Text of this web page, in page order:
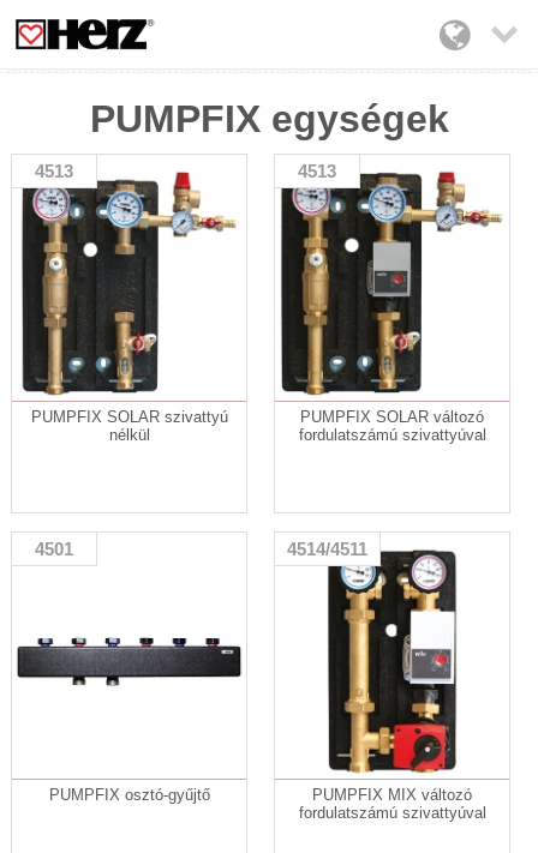

PUMPFIX egységek
4513
PUMPFIX SOLAR szivattyú
nélkül
4513
PUMPFIX SOLAR változó
fordulatszámú szivattyúval
4501
PUMPFIX osztó-gyűjtő
4514/4511
PUMPFIX MIX változó
fordulatszámú szivattyúval